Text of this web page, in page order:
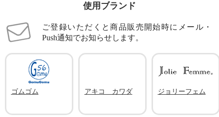
使用ブランド
ご登録いただくと商品販売開始時にメール・
Push通知でお知らせします。
ゴムゴム アキコ カワダ ジョリーフェム